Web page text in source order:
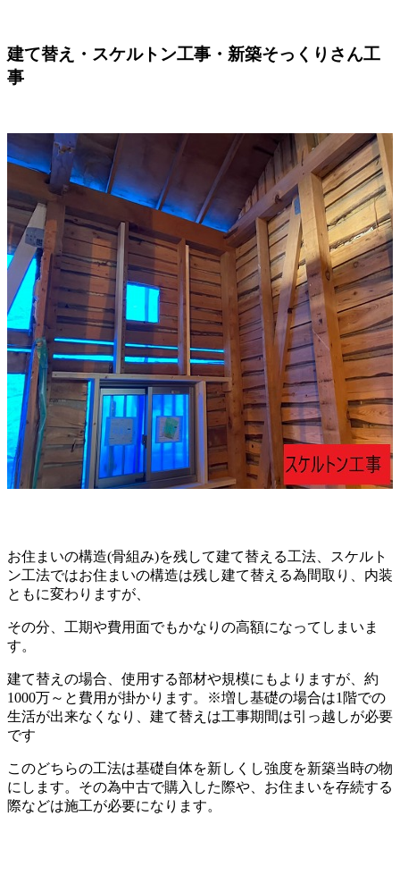
建て替え・スケルトン工事・新築そっくりさん工
事
お住まいの構造(骨組み)を残して建て替える工法、スケルト
ン工法ではお住まいの構造は残し建て替える為間取り、内装
ともに変わりますが、
その分、工期や費用面でもかなりの高額になってしまいま
す。
建て替えの場合、使用する部材や規模にもよりますが、約
1000万～と費用が掛かります。※増し基礎の場合は1階での
生活が出来なくなり、建て替えは工事期間は引っ越しが必要
です
このどちらの工法は基礎自体を新しくし強度を新築当時の物
にします。その為中古で購入した際や、お住まいを存続する
際などは施工が必要になります。